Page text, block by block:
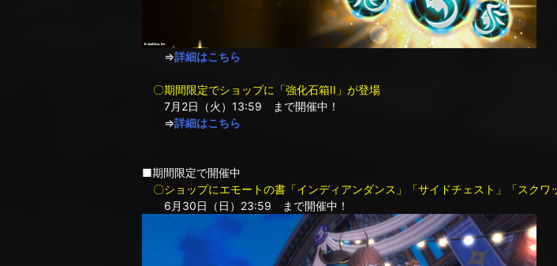
⇒詳細はこちら
〇期間限定でショップに「強化石箱II」が登場
7月2日（火）13:59 まで開催中！
⇒詳細はこちら
■期間限定で開催中
〇ショップにエモートの書「インディアンダンス」「サイドチェスト」「スクワ
6月30日（日）23:59 まで開催中！